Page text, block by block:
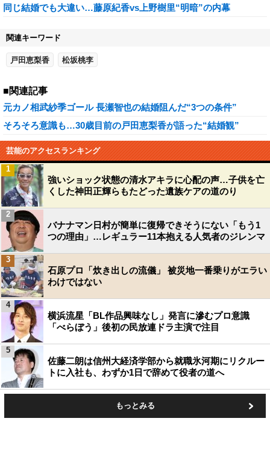
同じ結婚でも大違い…藤原紀香vs上野樹里“明暗”の内幕
関連キーワード
戸田恵梨香 松坂桃李
■関連記事
元カノ相武紗季ゴール 長瀬智也の結婚阻んだ“3つの条件”
そろそろ意識も…30歳目前の戸田恵梨香が語った“結婚観”
芸能のアクセスランキング
強いショック状態の清水アキラに心配の声…子供を亡
くした神田正輝らもたどった遺族ケアの道のり
1
バナナマン日村が簡単に復帰できそうにない「もう1
つの理由」…レギュラー11本抱える人気者のジレンマ
2
石原プロ「炊き出しの流儀」 被災地一番乗りがエラい
わけではない
3
横浜流星「BL作品興味なし」発言に滲むプロ意識
「べらぼう」後初の民放連ドラ主演で注目
4
佐藤二朗は信州大経済学部から就職氷河期にリクルー
トに入社も、わずか1日で辞めて役者の道へ
5
もっとみる